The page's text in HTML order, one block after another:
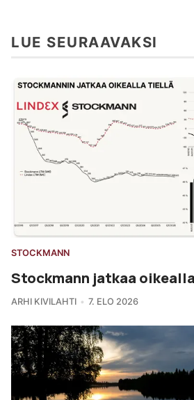
LUE SEURAAVAKSI
STOCKMANN
Stockmann jatkaa
ARHI KIVILAHTI 7. ELO 2026